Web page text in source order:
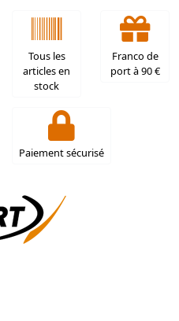
Tous les
articles en
stock
Franco de
port à 90 €
Paiement sécurisé